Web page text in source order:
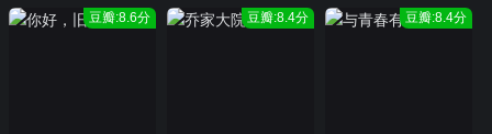
豆瓣:8.6分 豆瓣:8.4分 豆瓣:8.4分